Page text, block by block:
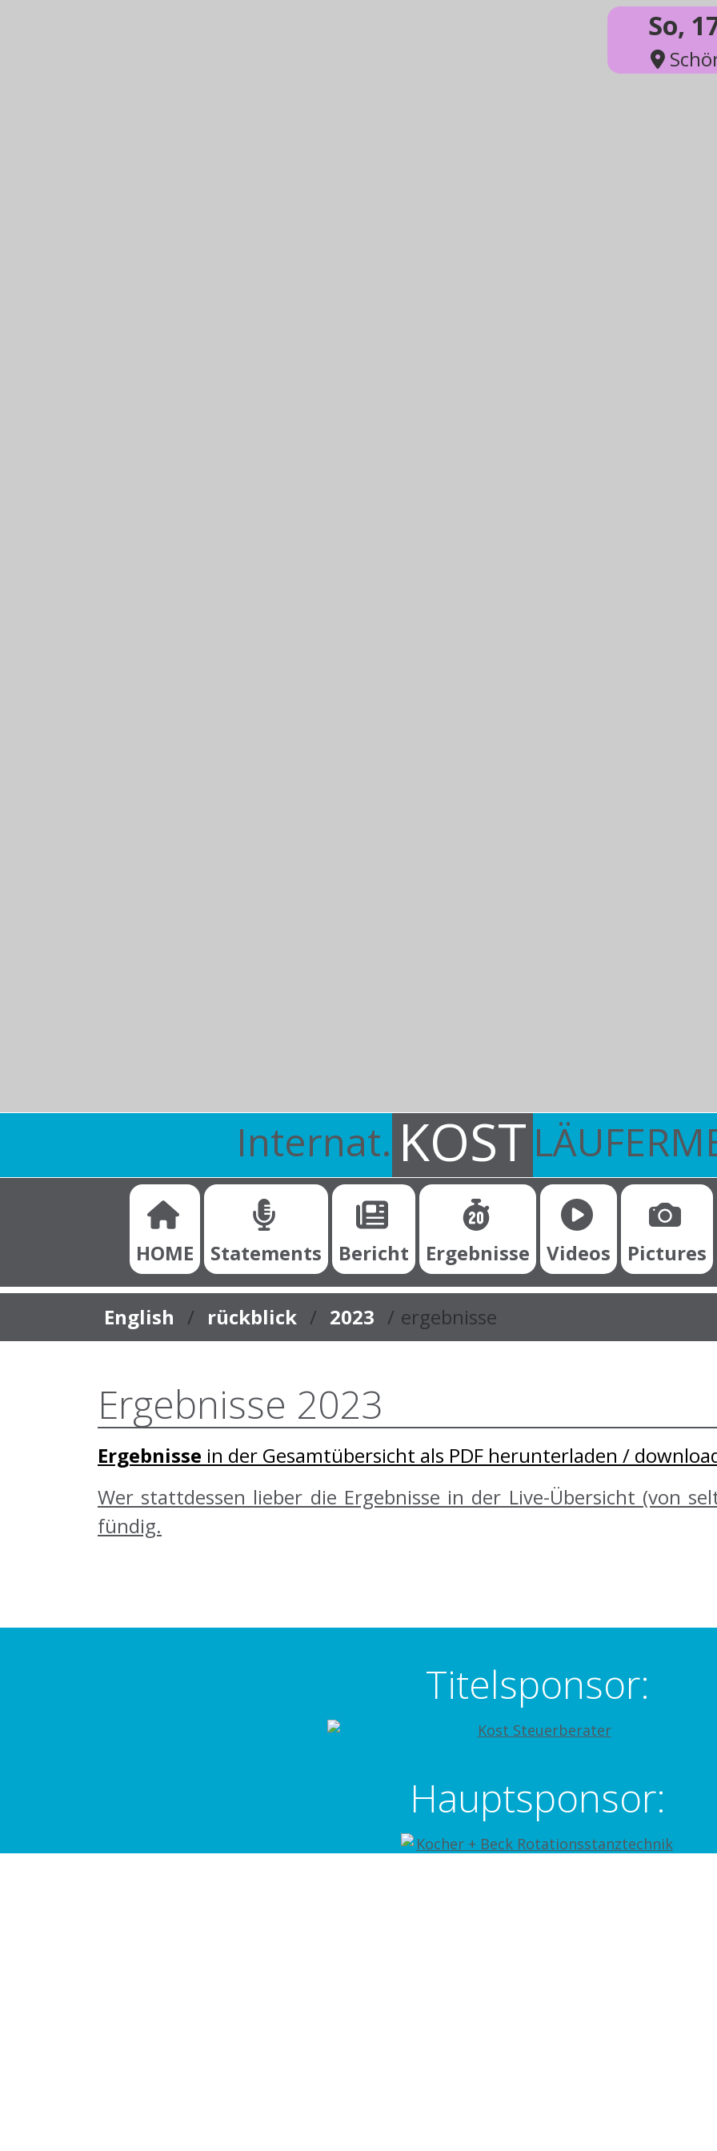
So,
Internat. KOST
HOME Statements Bericht Ergebnisse Videos Pictures
You are here:
English rückblick 2023 ergebnisse
Ergebnisse 2023
Ergebnisse in der Gesamtübersicht als PDF herunterladen /
Wer stattdessen lieber die Ergebnisse in der Live-Übersicht (von
fündig.
Titelsponsor:
Hauptsponsor: